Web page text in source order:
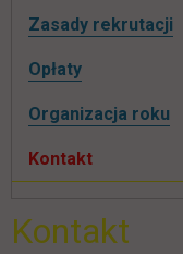
Zasady rekrutacji
Opłaty
Organizacja roku
Kontakt
Kontakt